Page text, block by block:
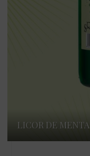
LICOR DE MENTA